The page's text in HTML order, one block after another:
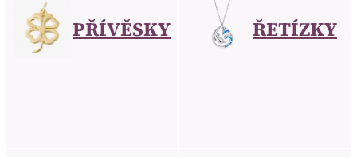
PŘÍVĚSKY ŘETÍZKY